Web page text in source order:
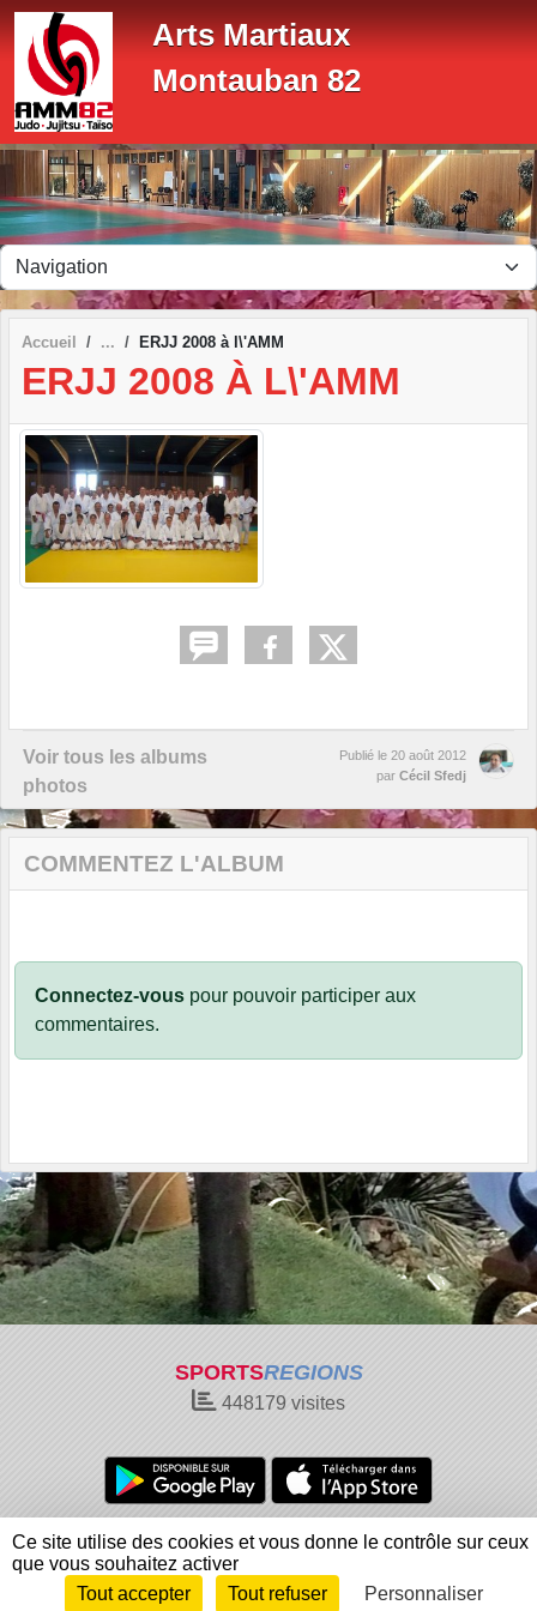
Arts Martiaux
Montauban 82
Accueil ERJJ 2008 à l\'AMM
ERJJ 2008 À L\'AMM
Voir tous les albums
photos
Publié le 20 août 2012
par Cécil Sfedj
COMMENTEZ L'ALBUM
Connectez-vous pour pouvoir participer aux
commentaires.
SPORTSREGIONS
448179 visites
Charte cookies
Gestion des cookies
Informations légales
Signaler un contenu inapproprié
Envie de participer ?
Connexion
Panneau de gestion des cookies
Ce site utilise des cookies et vous donne le contrôle sur ceux
que vous souhaitez activer
Tout accepter
Tout refuser Personnaliser